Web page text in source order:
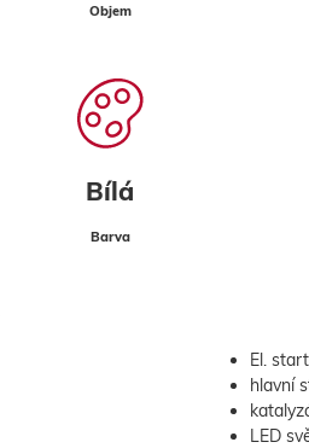
Objem
Bílá
Barva
El.
hlavní
LED